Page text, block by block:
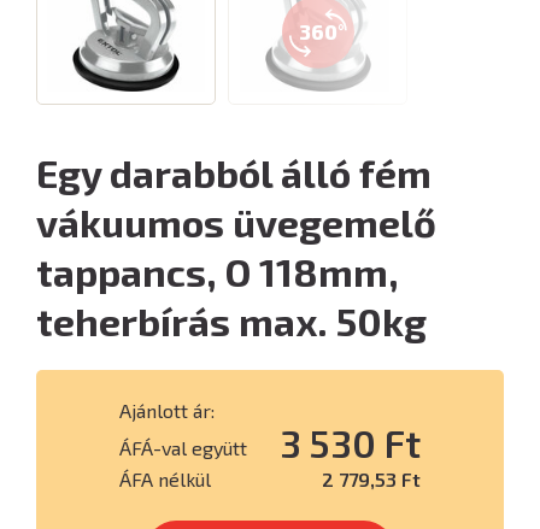
360°
Egy darabból álló fém
vákuumos üvegemelő
tappancs, O 118mm,
teherbírás max. 50kg
Ajánlott ár:
ÁFÁ-val együtt
3 530 Ft
ÁFA nélkül 2 779,53 Ft